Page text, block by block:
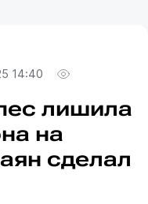
14:40
лишила
на
сделал